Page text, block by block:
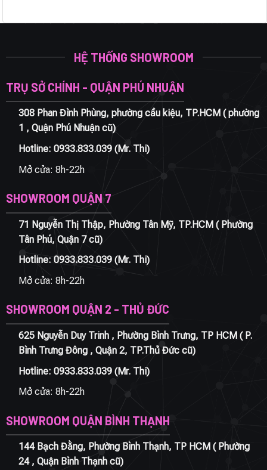
HỆ THỐNG SHOWROOM
TRỤ SỞ CHÍNH - QUẬN PHÚ NHUẬN
308 Phan Đình Phùng, phường cầu kiệu, TP.HCM ( phường
1 , Quận Phú Nhuận cũ)
Hotline: 0933.833.039(Mr. Thi)
Mở cửa: 8h-22h
SHOWROOM QUẬN 7
71 Nguyễn Thị Thập, Phường Tân Mỹ, TP.HCM ( Phường
Tân Phú, Quận 7 cũ)
Hotline: 0933.833.039(Mr. Thi)
Mở cửa: 8h-22h
SHOWROOM QUẬN 2 - THỦ ĐỨC
625 Nguyễn Duy Trinh , Phường Bình Trưng, TP HCM ( P.
Bình Trưng Đông , Quận 2, TP.Thủ Đức cũ)
Hotline: 0933.833.039(Mr. Thi)
Mở cửa: 8h-22h
SHOWROOM QUẬN BÌNH THẠNH
144 Bạch Đằng, Phường Bình Thạnh, TP HCM ( Phường
24 , Quận Bình Thạnh cũ)